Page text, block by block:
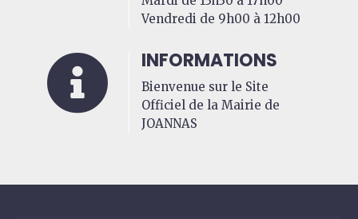
Vendredi de 9h00 à 12h00
 INFORMATIONS
Bienvenue sur le Site
Officiel de la Mairie de
JOANNAS